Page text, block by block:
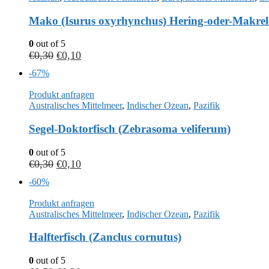
Mako (Isurus oxyrhynchus) Hering-oder-
0 out of 5
€0,30 €0,10
-67%
Produkt anfragen
Australisches Mittelmeer, Indischer Ozean, Pazifik
Segel-Doktorfisch (Zebrasoma veliferum)
0 out of 5
€0,30 €0,10
-60%
Produkt anfragen
Australisches Mittelmeer, Indischer Ozean, Pazifik
Halfterfisch (Zanclus cornutus)
0 out of 5